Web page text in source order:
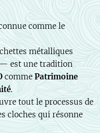
comme le
métalliques
est une tradition
commePatrimoine
.
tout le processus de
cloches qui résonne